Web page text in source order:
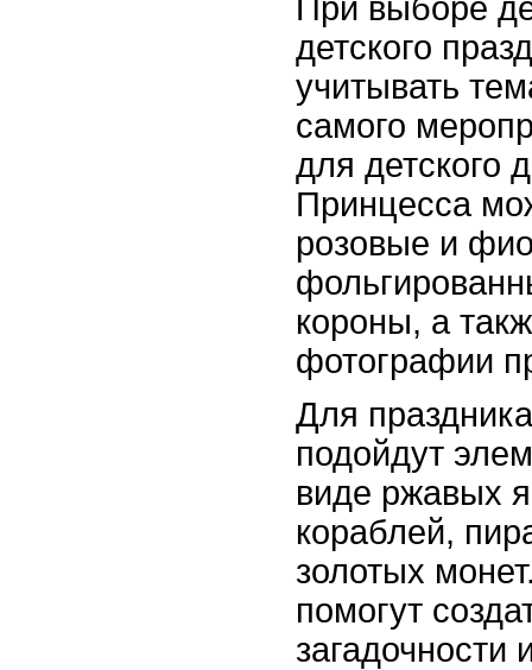
При выборе
детского
учитывать
самого
для детского
Принцесса
розовые и
короны, а
фотографии
Для
подойдут
виде ржавых
кораблей,
золотых
помогут
загадочности